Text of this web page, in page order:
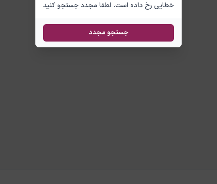
خطایی رخ داده است. لطفا مجدد جستجو کنید
جستجو مجدد